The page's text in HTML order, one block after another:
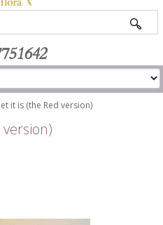
it is (the Red version)